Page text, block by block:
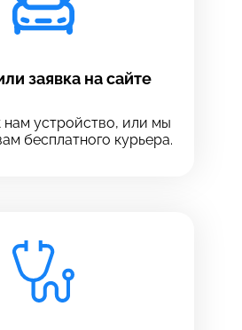
заявка на сайте
нам устройство, или мы
бесплатного курьера.